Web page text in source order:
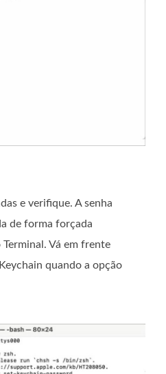
e verifique. A senha
de forma forçada
Vá em frente
quando a opção